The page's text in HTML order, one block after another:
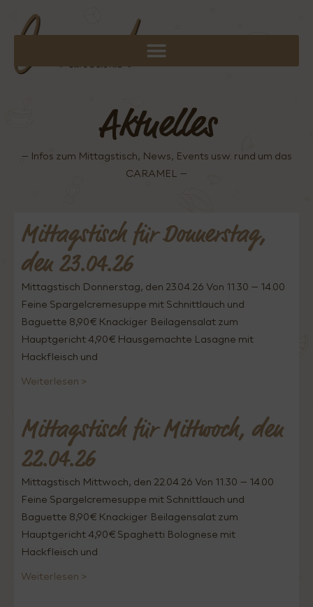
Aktuelles
– Infos zum Mittagstisch, News, Events usw. rund um das
CARAMEL –
Mittagstisch für Donnerstag,
den 23.04.26
Mittagstisch Donnerstag, den 23.04.26 Von 11.30 – 14.00
Feine Spargelcremesuppe mit Schnittlauch und
Baguette 8,90€ Knackiger Beilagensalat zum
Hauptgericht 4,90€ Hausgemachte Lasagne mit
Hackfleisch und
Weiterlesen >
Mittagstisch für Mittwoch, den
22.04.26
Mittagstisch Mittwoch, den 22.04.26 Von 11.30 – 14.00
Feine Spargelcremesuppe mit Schnittlauch und
Baguette 8,90€ Knackiger Beilagensalat zum
Hauptgericht 4,90€ Spaghetti Bolognese mit
Hackfleisch und
Weiterlesen >